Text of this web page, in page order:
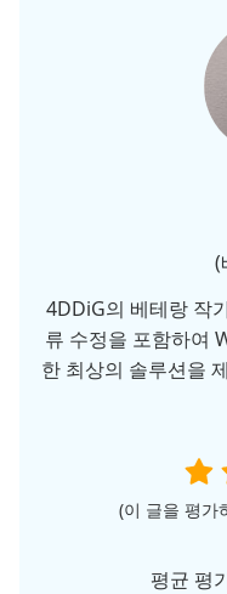
(
4DDiG의 베테랑 작
류 수정을 포함하여
한 최상의 솔루션을
(이 글을 평가
평균 평